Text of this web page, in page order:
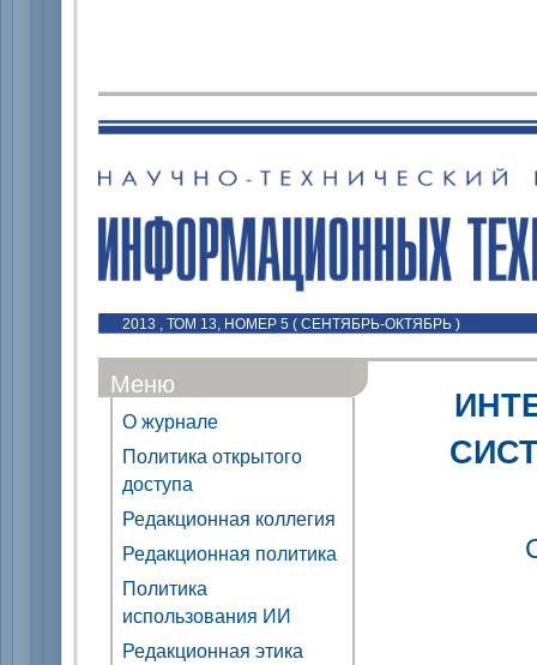
2013 , ТОМ 13, НОМЕР 5 ( СЕНТЯБРЬ-ОКТЯБРЬ )
Меню
О журнале
Политика открытого
доступа
Редакционная коллегия
Редакционная политика
Политика
использования ИИ
Редакционная этика